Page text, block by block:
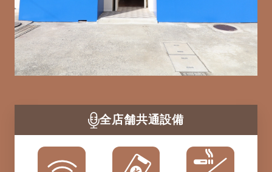
全店舗共通設備